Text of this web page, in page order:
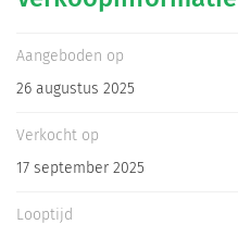
Aangeboden op
26 augustus 2025
Verkocht op
17 september 2025
Looptijd